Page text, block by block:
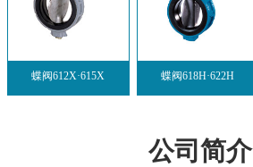
蝶阀612X·615X 蝶阀618H·622H
公司简介